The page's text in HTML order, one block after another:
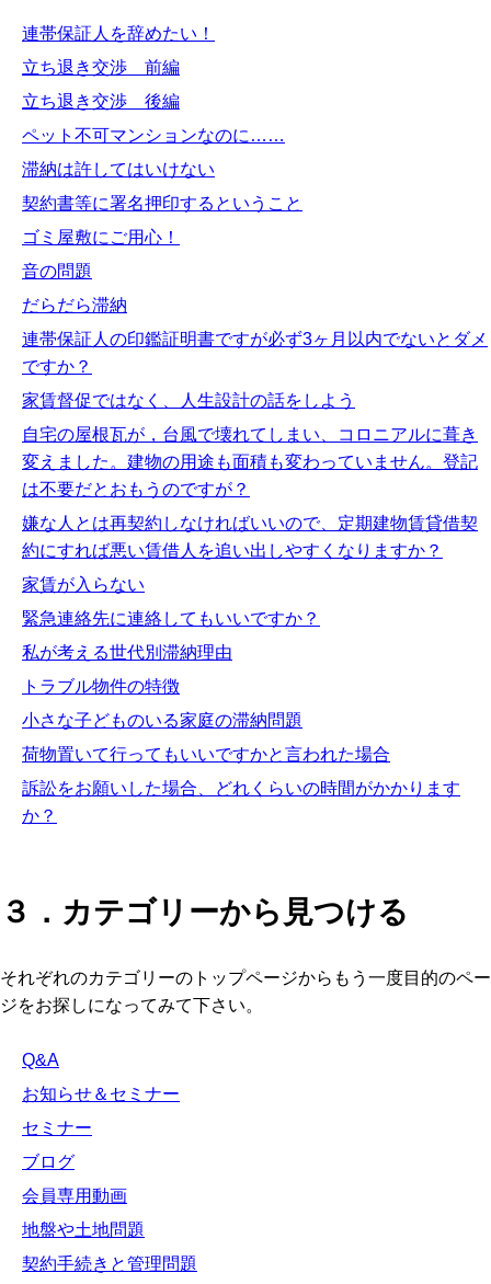
連帯保証人を辞めたい！
立ち退き交渉 前編
立ち退き交渉 後編
ペット不可マンションなのに……
滞納は許してはいけない
契約書等に署名押印するということ
ゴミ屋敷にご用心！
音の問題
だらだら滞納
連帯保証人の印鑑証明書ですが必ず3ヶ月以内でないとダメ
ですか？
家賃督促ではなく、人生設計の話をしよう
自宅の屋根瓦が，台風で壊れてしまい、コロニアルに葺き
変えました。建物の用途も面積も変わっていません。登記
は不要だとおもうのですが？
嫌な人とは再契約しなければいいので、定期建物賃貸借契
約にすれば悪い賃借人を追い出しやすくなりますか？
家賃が入らない
緊急連絡先に連絡してもいいですか？
私が考える世代別滞納理由
トラブル物件の特徴
小さな子どものいる家庭の滞納問題
荷物置いて行ってもいいですかと言われた場合
訴訟をお願いした場合、どれくらいの時間がかかります
か？
３．カテゴリーから見つける
それぞれのカテゴリーのトップページからもう一度目的のペー
ジをお探しになってみて下さい。
Q&A
お知らせ＆セミナー
セミナー
ブログ
会員専用動画
地盤や土地問題
契約手続きと管理問題